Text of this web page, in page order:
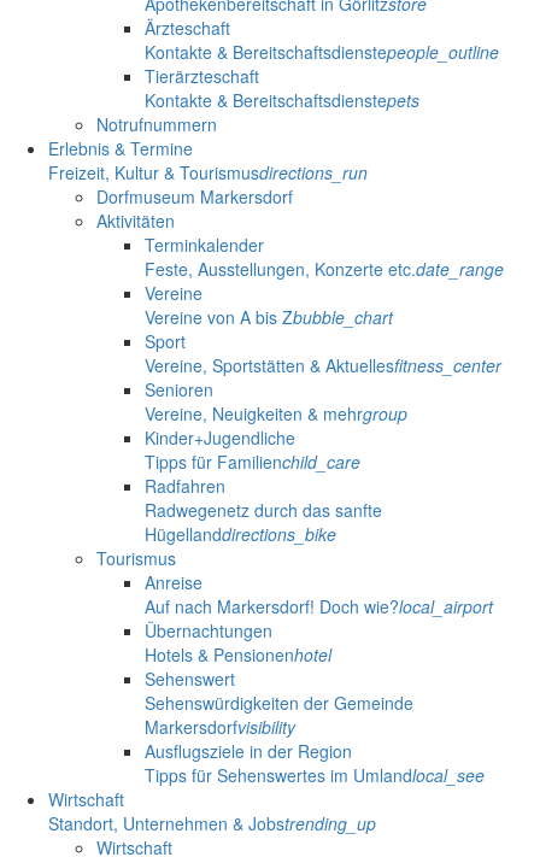
Ärzteschaft
Kontakte & Bereitschaftsdienstepeople_outline
Tierärzteschaft
Kontakte & Bereitschaftsdienstepets
Notrufnummern
Erlebnis & Termine
Freizeit, Kultur & Tourismusdirections_run
Dorfmuseum Markersdorf
Aktivitäten
Terminkalender
Feste, Ausstellungen, Konzerte etc.date_range
Vereine
Vereine von A bis Zbubble_chart
Sport
Vereine, Sportstätten & Aktuellesfitness_center
Senioren
Vereine, Neuigkeiten & mehrgroup
Kinder+Jugendliche
Tipps für Familienchild_care
Radfahren
Radwegenetz durch das sanfte
Hügellanddirections_bike
Tourismus
Anreise
Auf nach Markersdorf! Doch wie?local_airport
Übernachtungen
Hotels & Pensionenhotel
Sehenswert
Sehenswürdigkeiten der Gemeinde
Markersdorfvisibility
Ausflugsziele in der Region
Tipps für Sehenswertes im Umlandlocal_see
Wirtschaft
Standort, Unternehmen & Jobstrending_up
Wirtschaft